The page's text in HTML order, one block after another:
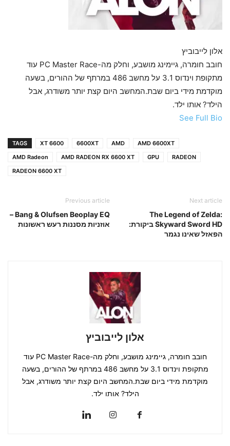
אלון לייבוביץ
חובב חומרה, גיימינג מושבע, וחלק מה-PC Master Race עוד
מתקופת וינדוס 3.1 על מחשב 486 במרתף של ההורים, בשעה
מוקדמת מידי ביום שבת.המחשב היום קצת יותר משודרג, אבל
הילד? אותו ילד.
See Full Bio
TAGS 6600 XT 6600XT AMD
AMD 6600XT
AMD Radeon
AMD RADEON RX 6600 XT GPU
RADEON
RADEON 6600 XT
Previous article
Bang & Olufsen Beoplay EQ –
אוזניות מסננות רעש ראשונות
Next article
The Legend of Zelda:
Skyward Sword HD ביקורת:
הפאזל שאינו נגמר
אלון לייבוביץ
חובב חומרה, גיימינג מושבע, וחלק מה-PC Master Race עוד
מתקופת וינדוס 3.1 על מחשב 486 במרתף של ההורים, בשעה
מוקדמת מידי ביום שבת.המחשב היום קצת יותר משודרג, אבל
הילד? אותו ילד.